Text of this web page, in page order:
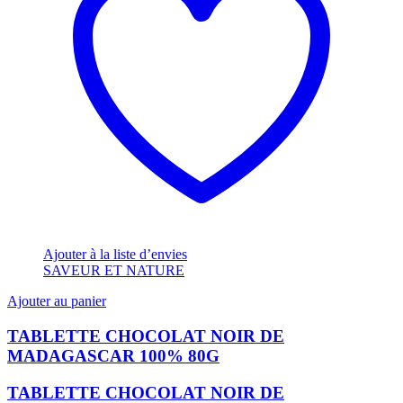
Ajouter à la liste d’envies
SAVEUR ET NATURE
Ajouter au panier
TABLETTE CHOCOLAT NOIR DE
MADAGASCAR 100% 80G
TABLETTE CHOCOLAT NOIR DE